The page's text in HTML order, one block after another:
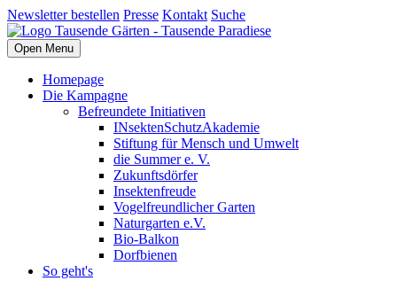
Newsletter bestellen Presse Kontakt Suche
Open Menu
Homepage
Die Kampagne
Befreundete Initiativen
INsektenSchutzAkademie
Stiftung für Mensch und Umwelt
die Summer e. V.
Zukunftsdörfer
Insektenfreude
Vogelfreundlicher Garten
Naturgarten e.V.
Bio-Balkon
Dorfbienen
So geht's